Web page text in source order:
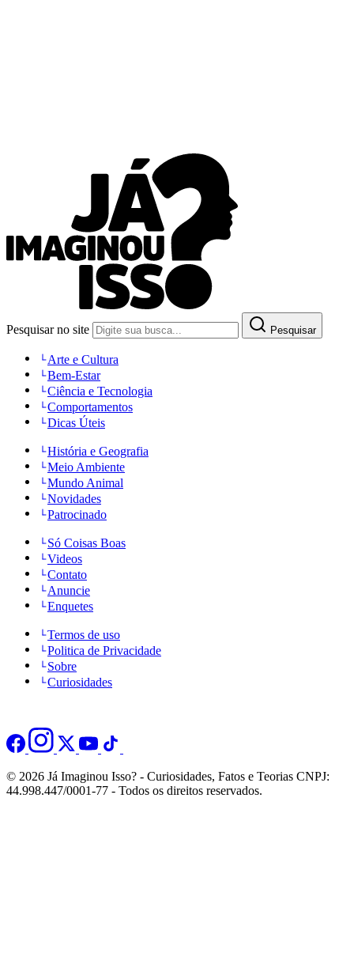
Pesquisar no site Pesquisar
Arte e Cultura
Bem-Estar
Ciência e Tecnologia
Comportamentos
Dicas Úteis
História e Geografia
Meio Ambiente
Mundo Animal
Novidades
Patrocinado
Só Coisas Boas
Videos
Contato
Anuncie
Enquetes
Termos de uso
Politica de Privacidade
Sobre
Curiosidades
© 2026 Já Imaginou Isso? - Curiosidades, Fatos e Teorias CNPJ:
44.998.447/0001-77 - Todos os direitos reservados.